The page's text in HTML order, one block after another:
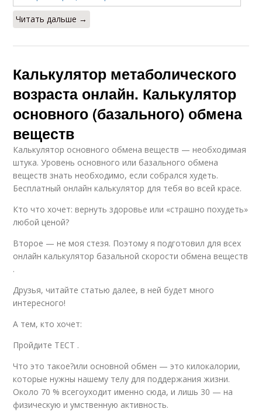
Читать дальше →
Калькулятор метаболического
возраста онлайн. Калькулятор
основного (базального) обмена
веществ
Калькулятор основного обмена веществ — необходимая
штука. Уровень основного или базального обмена
веществ знать необходимо, если собрался худеть.
Бесплатный онлайн калькулятор для тебя во всей красе.
Кто что хочет: вернуть здоровье или «страшно похудеть»
любой ценой?
Второе — не моя стезя. Поэтому я подготовил для всех
онлайн калькулятор базальной скорости обмена веществ
.
Друзья, читайте статью далее, в ней будет много
интересного!
А тем, кто хочет:
Пройдите ТЕСТ .
Что это такое?или основной обмен — это килокалории,
которые нужны нашему телу для поддержания жизни.
Около 70 % всегоуходит именно сюда, и лишь 30 — на
физическую и умственную активность.